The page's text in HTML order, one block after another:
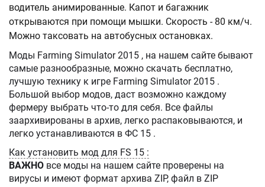
водитель анимированные. Капот и багажник
открываются при помощи мышки. Скорость - 80 км/ч.
Можно таксовать на автобусных остановках.
Моды Farming Simulator 2015 , на нашем сайте бывают
самые разнообразные, можно скачать бесплатно,
лучшую технику к игре Farming Simulator 2015 .
Большой выбор модов, даст возможно каждому
фермеру выбрать что-то для себя. Все файлы
заархивированы в архив, легко распаковываются, и
легко устанавливаются в ФС 15 .
Как установить мод для FS 15 :
ВАЖНО все моды на нашем сайте проверены на
вирусы и имеют формат архива ZIP, файл в ZIP